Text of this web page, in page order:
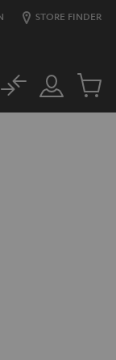
STORE FINDER
Mein
Konto
No
Artikel